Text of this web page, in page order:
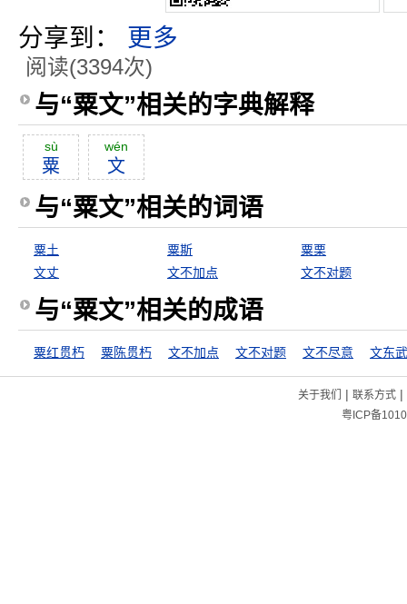
分享到： 更多
阅读(3394次)
与“粟文”相关的字典解释
sù
粟
wén
文
与“粟文”相关的词语
粟土 粟斯
粟栗
文丈
文不加点 文不对题
与“粟文”相关的成语
粟红贯朽 粟陈贯朽 文不加点 文不对题 文不尽意 文东
关于我们 | 联系方式|
粤ICP备